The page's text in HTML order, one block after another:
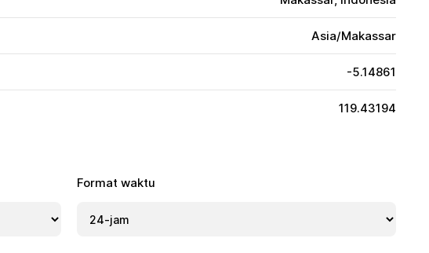
Asia/Makassar
-5.14861
119.43194
Format waktu